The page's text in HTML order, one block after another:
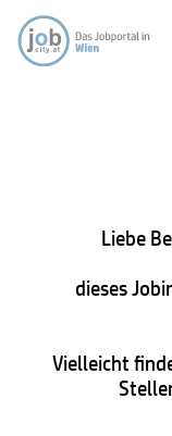
Liebe
dieses
Vielleicht